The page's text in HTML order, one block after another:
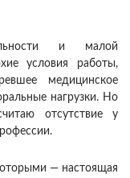
и малой
условия работы,
медицинское
нагрузки. Но
отсутствие у
— настоящая